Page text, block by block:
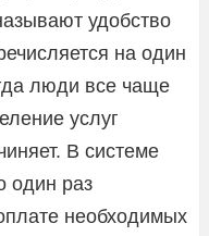
удобство
на один
люди все чаще
услуг
В системе
один раз
необходимых